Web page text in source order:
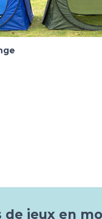
de jeux en